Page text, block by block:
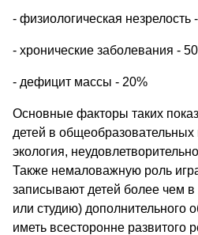
- физиологическая незрелость
- хронические заболевания -
- дефицит массы - 20%
Основные факторы таких
детей в
экология,
Также немаловажную роль
записывают детей более чем
или студию) дополнительного
иметь всесторонне развитого